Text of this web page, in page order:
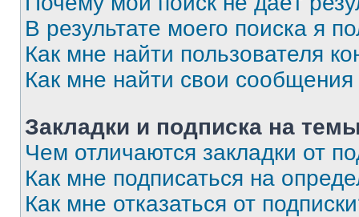
В результате моего поиска я
Как мне найти пользователя
Как мне найти свои
Закладки и подписка на
Чем отличаются закладки от
Как мне подписаться на
Как мне отказаться от